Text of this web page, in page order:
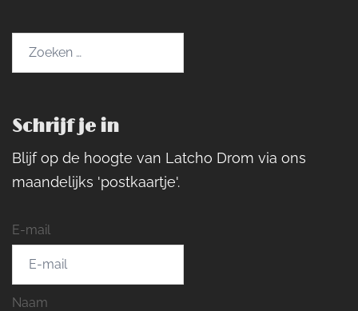
Schrijf je in
Blijf op de hoogte van Latcho Drom via ons
maandelijks 'postkaartje'.
E-mail
Naam